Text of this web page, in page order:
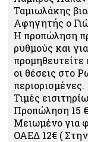
Ταμιωλάκης
Αφηγητής ο
Η προπώληση
ρυθμούς και
προμηθευτείτε
οι θέσεις στο
περιορισμένες.
Τιμές
Προπώληση 15
Μειωμένο για
ΟΑΕΔ 12€ ( Στην